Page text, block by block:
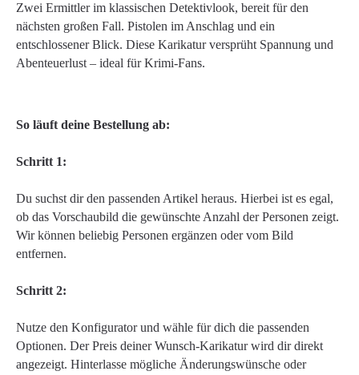
Zwei Ermittler im klassischen Detektivlook, bereit für den
nächsten großen Fall. Pistolen im Anschlag und ein
entschlossener Blick. Diese Karikatur versprüht Spannung und
Abenteuerlust – ideal für Krimi-Fans.
So läuft deine Bestellung ab:
Schritt 1:
Du suchst dir den passenden Artikel heraus. Hierbei ist es egal,
ob das Vorschaubild die gewünschte Anzahl der Personen zeigt.
Wir können beliebig Personen ergänzen oder vom Bild
entfernen.
Schritt 2:
Nutze den Konfigurator und wähle für dich die passenden
Optionen. Der Preis deiner Wunsch-Karikatur wird dir direkt
angezeigt. Hinterlasse mögliche Änderungswünsche oder